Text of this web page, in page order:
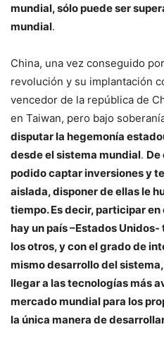
mundial, sólo puede ser
mundial.
China, una vez conseguido
revolución y su implantación
vencedor de la república de
en Taiwan, pero bajo
disputar la hegemonía
desde el sistema mundial. De
podido captar inversiones y
aislada, disponer de ellas le
tiempo. Es decir, participar
hay un país –Estados
los otros, y con el grado de
mismo desarrollo del
llegar a las tecnologías más
mercado mundial para los
la única manera de